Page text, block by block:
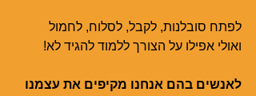
לפתח סובלנות, לקבל, לסלוח, לחמול
ואולי אפילו על הצורך ללמוד להגיד לא!
לאנשים בהם אנחנו מקיפים את עצמנו